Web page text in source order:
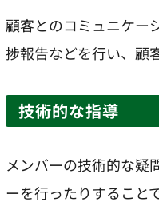
顧客とのコミュニケー
捗報告などを行い、顧
技術的な指導
メンバーの技術的な疑
ーを行ったりすること